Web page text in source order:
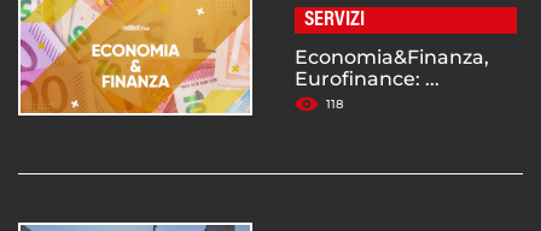
SERVIZI
Economia&Finanza,
Eurofinance: ...
118